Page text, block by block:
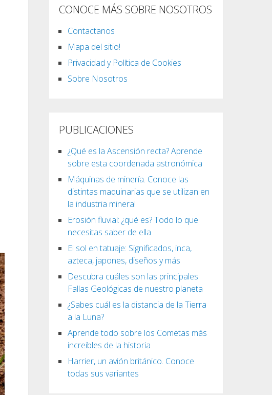
CONOCE MÁS SOBRE NOSOTROS
Contactanos
Mapa del sitio!
Privacidad y Política de Cookies
Sobre Nosotros
PUBLICACIONES
¿Qué es la Ascensión recta? Aprende
sobre esta coordenada astronómica
Máquinas de minería. Conoce las
distintas maquinarias que se utilizan en
la industria minera!
Erosión fluvial: ¿qué es? Todo lo que
necesitas saber de ella
El sol en tatuaje: Significados, inca,
azteca, japones, diseños y más
Descubra cuáles son las principales
Fallas Geológicas de nuestro planeta
¿Sabes cuál es la distancia de la Tierra
a la Luna?
Aprende todo sobre los Cometas más
increíbles de la historia
Harrier, un avión británico. Conoce
todas sus variantes